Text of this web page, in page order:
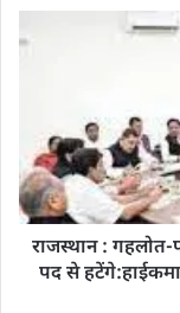
राजस्थान :
पद से